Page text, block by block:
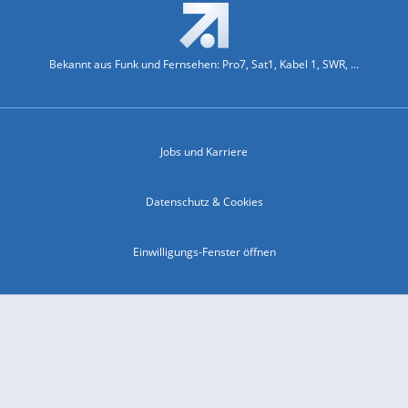
Bekannt aus Funk und Fernsehen: Pro7, Sat1, Kabel 1, SWR, ...
Jobs und Karriere
Datenschutz & Cookies
Einwilligungs-Fenster öffnen